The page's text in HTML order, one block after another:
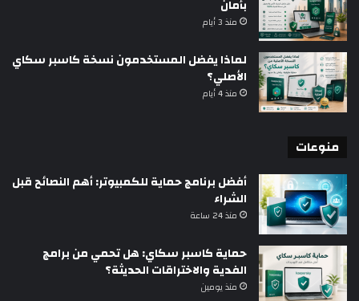
بأمان
منذ 3 أيام
لماذا يفضل المستخدمون نسخة كاسبر سكاي
الأصلي؟
منذ 4 أيام
منوعات
أفضل برنامج حماية للكمبيوتر: أهم النصائح قبل
الشراء
منذ 24 ساعة
حماية كاسبر سكاي: هل تحمي من برامج
الفدية والاختراقات الحديثة؟
منذ يومين